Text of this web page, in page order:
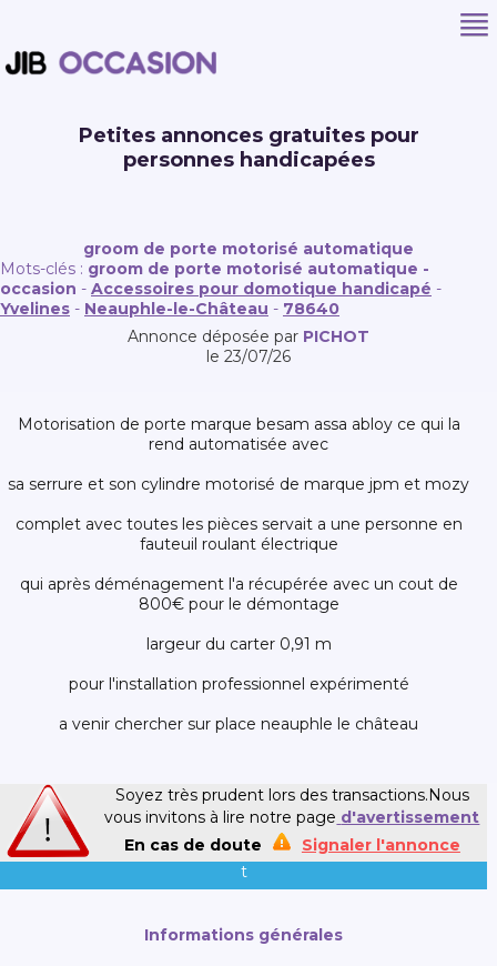
Petites annonces gratuites pour
personnes handicapées
groom de porte motorisé automatique
Mots-clés : groom de porte motorisé automatique -
occasion - Accessoires pour domotique handicapé -
Yvelines - Neauphle-le-Château - 78640
Annonce déposée par PICHOT
le 23/07/26
motorisation de porte marque besam assa abloy ce qui la
rend automatisée avec
sa serrure et son cylindre motorisé de marque jpm et mozy
complet avec toutes les pièces servait a une personne en
fauteuil roulant électrique
qui après déménagement l'a récupérée avec un cout de
800€ pour le démontage
largeur du carter 0,91 m
pour l'installation professionnel expérimenté
a venir chercher sur place neauphle le château
Soyez très prudent lors des transactions.Nous
vous invitons à lire notre page d'avertissement
En cas de doute
Signaler l'annonce
t
Informations générales